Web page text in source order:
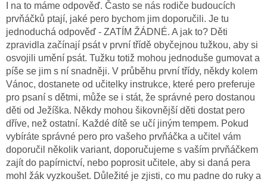
I na to máme odpověď. Často se nás rodiče budoucích
prvňáčků ptají, jaké pero bychom jim doporučili. Je tu
jednoduchá odpověď - ZATÍM ŽÁDNÉ. A jak to? Děti
zpravidla začínají psát v první třídě obyčejnou tužkou, aby si
osvojili umění psát. Tužku totiž mohou jednoduše gumovat a
píše se jim s ní snadněji. V průběhu první třídy, někdy kolem
Vánoc, dostanete od učitelky instrukce, které pero preferuje
pro psaní s dětmi, může se i stát, že správné pero dostanou
děti od Ježíška. Někdy mohou šikovnější děti dostat pero
dříve, než ostatní. Každé dítě se učí jiným tempem. Pokud
vybíráte správné pero pro vašeho prvňáčka a učitel vám
doporučil několik variant, doporučujeme s vaším prvňáčkem
zajít do papírnictví, nebo poprosit učitele, aby si daná pera
mohl žák vyzkoušet. Důležité je zjisti, co mu padne do ruky a